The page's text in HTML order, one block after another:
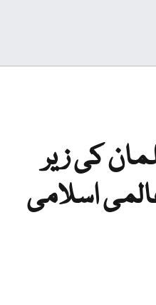
کی زیر
اسلامی